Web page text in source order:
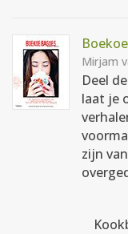
Mirjam
Deel
laat je
zijn